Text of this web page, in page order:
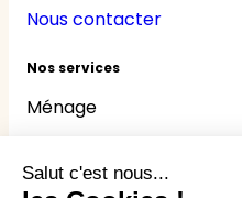
Nous contacter
Nos services
Ménage
Jardinage